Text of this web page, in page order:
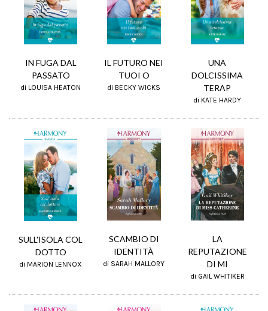
IN FUGA DAL
PASSATO
di LOUISA HEATON
IL FUTURO NEI
TUOI O
di BECKY WICKS
UNA
DOLCISSIMA
TERAP
di KATE HARDY
SULL'ISOLA COL
DOTTO
di MARION LENNOX
SCAMBIO DI
IDENTITÀ
di SARAH MALLORY
LA
REPUTAZIONE
DI MI
di GAIL WHITIKER